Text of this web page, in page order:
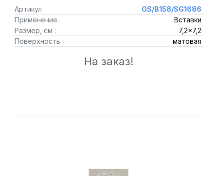
Артикул
OS/B158/SG1686
Применение :
Вставки
Размер, см :
7,2x7,2
Поверхность :
матовая
На заказ!